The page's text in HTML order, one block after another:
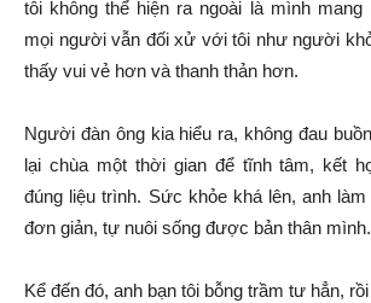
tôi không thể hiện ra ngoài là mình
mọi người vẫn đối xử với tôi như người
thấy vui vẻ hơn và thanh thản hơn.
Người đàn ông kia hiểu ra, không đau
lại chùa một thời gian để tĩnh tâm, kết
đúng liệu trình. Sức khỏe khá lên, anh
đơn giản, tự nuôi sống được bản thân mình.
Kể đến đó, anh bạn tôi bỗng trầm tư hẳn, rồi